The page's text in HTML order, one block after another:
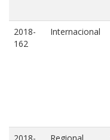
2018-
162
Internacional